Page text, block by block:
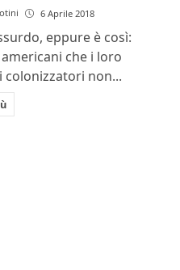
6 Aprile 2018
eppure è così:
che i loro
colonizzatori non...